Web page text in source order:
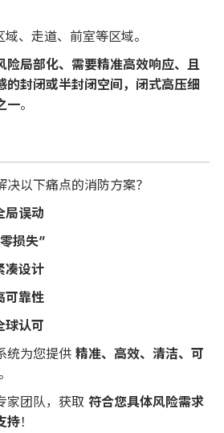
、走道、前室等区域。
险局部化、需要精准高效响应、且
的封闭或半封闭空间，闭式高压细
一。
以下痛点的消防方案？
局误动
损失”
凑设计
可靠性
球认可
统为您提供 精准、高效、清洁、可
家团队，获取 符合您具体风险需求
持！